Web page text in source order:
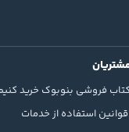
فروشی بنوبوک خرید
استفاده از خدمات